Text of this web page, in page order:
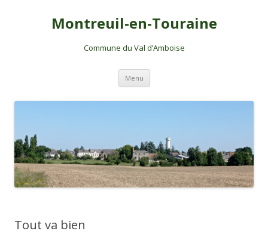
Montreuil-en-Touraine
Commune du Val d’Amboise
Menu Aller
contenu
Tout va bien